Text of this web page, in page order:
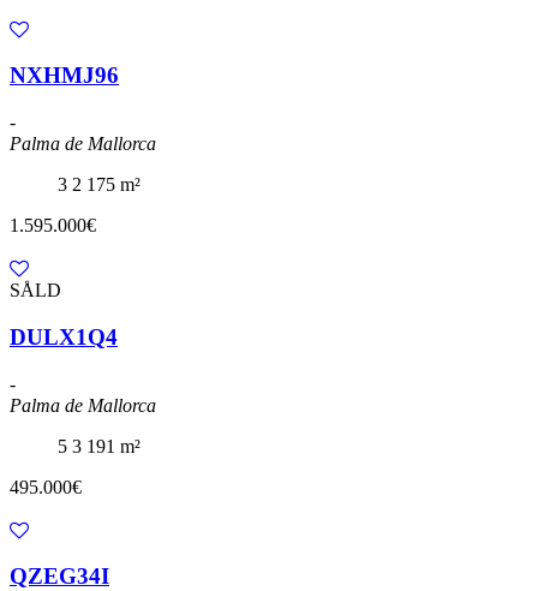
NXHMJ96
-
Palma de Mallorca
3 2 175 m²
1.595.000€
SÅLD
DULX1Q4
-
Palma de Mallorca
5 3 191 m²
495.000€
QZEG34I